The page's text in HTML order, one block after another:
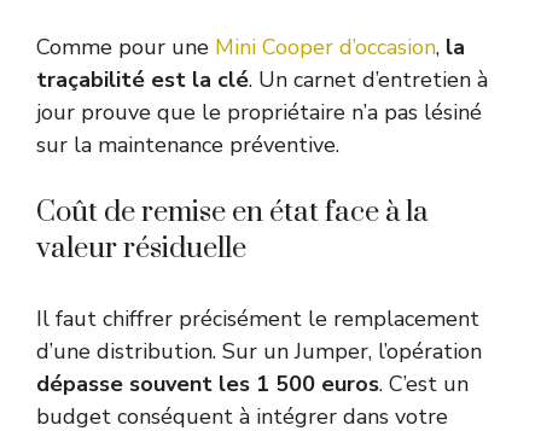
Comme pour une Mini Cooper d’occasion, la
traçabilité est la clé. Un carnet d’entretien à
jour prouve que le propriétaire n’a pas lésiné
sur la maintenance préventive.
Coût de remise en état face à la
valeur résiduelle
Il faut chiffrer précisément le remplacement
d’une distribution. Sur un Jumper, l’opération
dépasse souvent les 1 500 euros. C’est un
budget conséquent à intégrer dans votre